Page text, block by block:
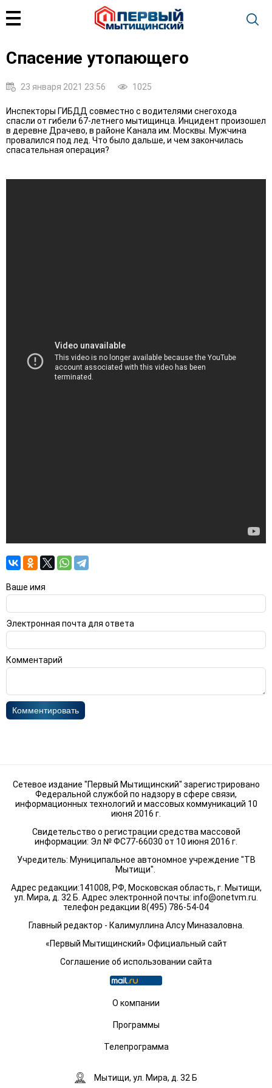
Спасение утопающего
23 января 2021 23:56 1025
Инспекторы ГИБДД совместно с водителями снегохода
спасли от гибели 67-летнего мытищинца. Инцидент произошел
в деревне Драчево, в районе Канала им. Москвы. Мужчина
провалился под лед. Что было дальше, и чем закончилась
спасательная операция?
Ваше имя
Электронная почта для ответа
Комментарий
Комментировать
Сетевое издание "Первый Мытищинский" зарегистрировано
Федеральной службой по надзору в сфере связи,
информационных технологий и массовых коммуникаций 10
июня 2016 г.
Свидетельство о регистрации средства массовой
информации: Эл № ФС77-66030 от 10 июня 2016 г.
Учредитель: Муниципальное автономное учреждение "ТВ
Мытищи".
Адрес редакции:141008, РФ, Московская область, г. Мытищи,
ул. Мира, д. 32 Б. Адрес электронной почты: info@onetvm.ru
телефон редакции 8(495) 786-54-04
Главный редактор - Калимуллина Алсу Миназаловна.
«Первый Мытищинский» Официальный сайт
Соглашение об использовании сайта
О компании
Программы
Телепрограмма
Мытищи, ул. Мира, д. 32 Б